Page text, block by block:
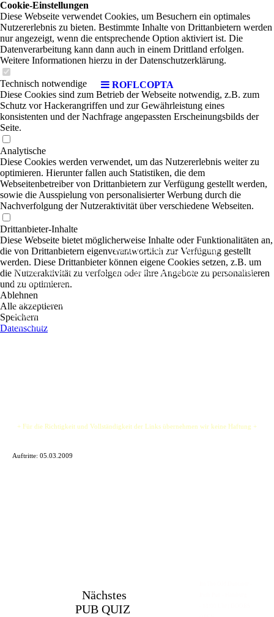
ROFLCOPTA
ROFLCOPTA | Rock-Pop
Wir haben uns vor zwei Jahren zusammengesetzt, um Musik im Mix von Rock/Pop
mit Elektronik und funkigen Beats zu spielen, Hauptsache gute Musik.
Jetzt haben wir uns umgestaltet, den Namen geändert und sind mit Gitarrist mit fettem
Klang und schnellen tanzbaren Beats dabei. Bei der Musik ist uns wichtig, dass wir
selber Spaß daran haben und dies durch interessante Texte auch zeigen.
+ Für die Richtigkeit und Vollständigkeit der Links übernehmen wir keine Haftung +
Auftritte: 05.03.2009
Nächstes
PUB QUIZ
Cookie-Einstellungen
Diese Webseite verwendet Cookies, um Besuchern ein optimales
Nutzererlebnis zu bieten. Bestimmte Inhalte von Drittanbietern werden
nur angezeigt, wenn die entsprechende Option aktiviert ist. Die
Datenverarbeitung kann dann auch in einem Drittland erfolgen.
Weitere Informationen hierzu in der Datenschutzerklärung.
Technisch notwendige
Diese Cookies sind zum Betrieb der Webseite notwendig, z.B. zum
Schutz vor Hackerangriffen und zur Gewährleistung eines
konsistenten und der Nachfrage angepassten Erscheinungsbilds der
Seite.
Analytische
Diese Cookies werden verwendet, um das Nutzererlebnis weiter zu
optimieren. Hierunter fallen auch Statistiken, die dem
Webseitenbetreiber von Drittanbietern zur Verfügung gestellt werden,
sowie die Ausspielung von personalisierter Werbung durch die
Nachverfolgung der Nutzeraktivität über verschiedene Webseiten.
Drittanbieter-Inhalte
Diese Webseite bietet möglicherweise Inhalte oder Funktionalitäten an,
die von Drittanbietern eigenverantwortlich zur Verfügung gestellt
werden. Diese Drittanbieter können eigene Cookies setzen, z.B. um
die Nutzeraktivität zu verfolgen oder ihre Angebote zu personalisieren
und zu optimieren.
Ablehnen
Alle akzeptieren
Speichern
Datenschutz